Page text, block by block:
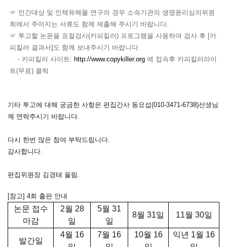
☞ 인간대상 및 인체유해물 연구의 경우 소속기관의 생명윤리심의위원
회에서 주어지는 서류도 함께 제출해 주시기 바랍니다.
☞ 투고할 논문을 표절검사(카피킬러) 프로그램을 사용하여 검사 후 [카
피킬러 결과서]도 함께 보내주시기 바랍니다.
- 카피킬러 사이트: http://www.copykiller.org 에 접속후 카피킬러라이
트(무료) 클릭
기타 투고에 대해 궁금한 사항은 편집간사 동요섭(010-3471-6738)선생님
께 연락주시기 바랍니다.
다시 한번 많은 참여 부탁드립니다.
감사합니다.
편집위원장 김경태 올림.
[참고] 4회 출판 안내
논문 접수
마감
2월 28
일
5월 31
일
8월 31일 11월 30일
발간일
4월 16
7월 16
10월 16
익년 1월 16